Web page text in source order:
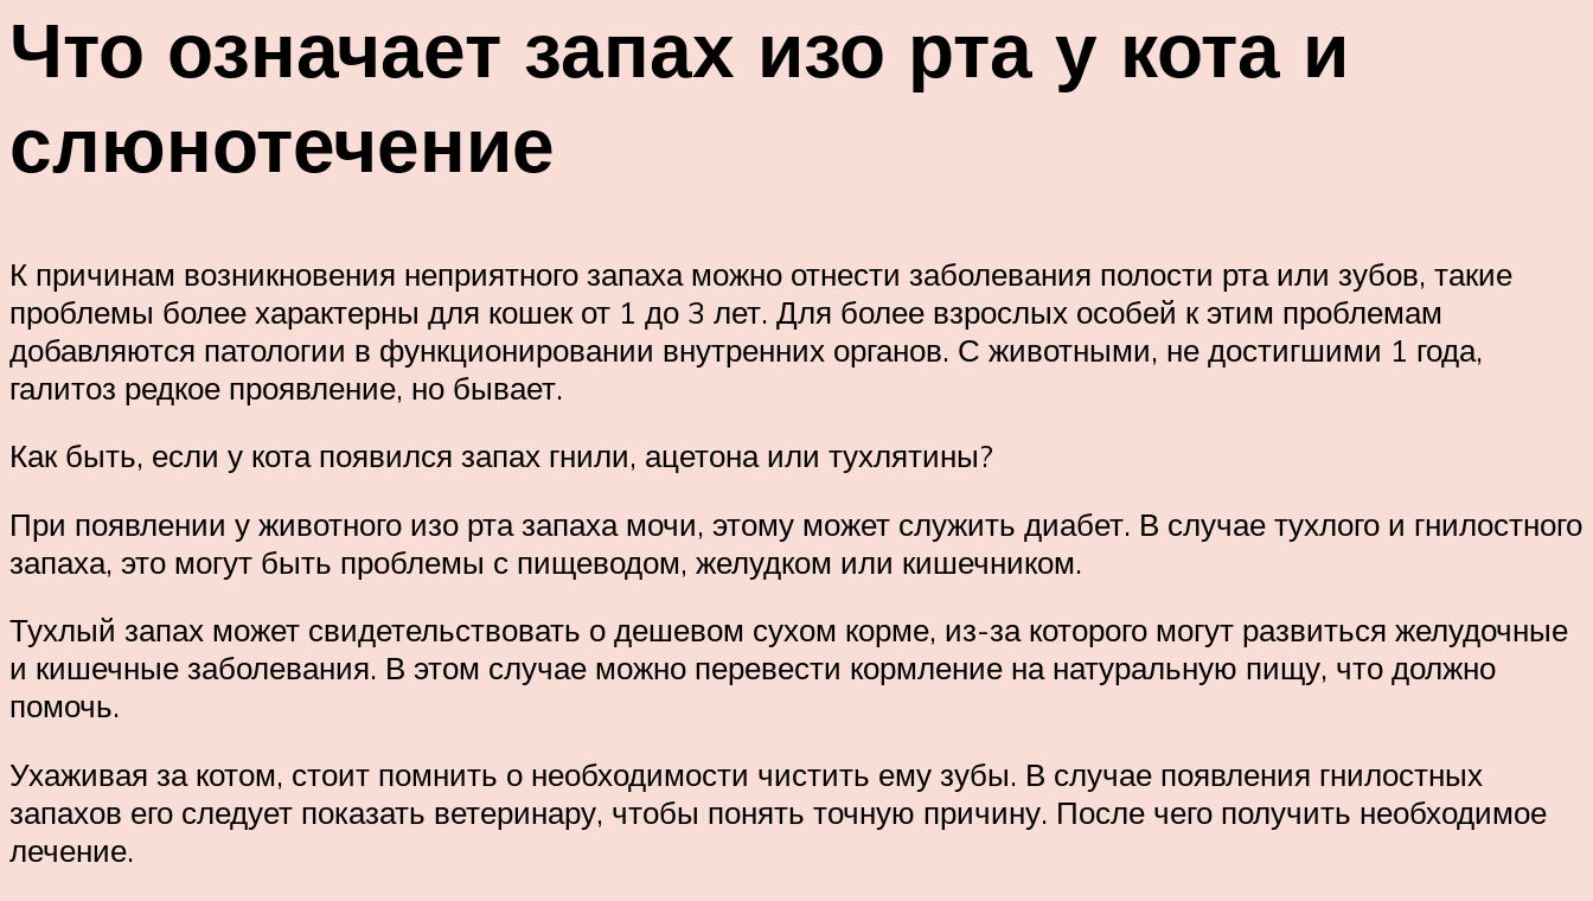
Что означает запах изо рта у кота и
слюнотечение
К причинам возникновения неприятного запаха можно отнести заболевания полости рта или зубов, такие
проблемы более характерны для кошек от 1 до 3 лет. Для более взрослых особей к этим проблемам
добавляются патологии в функционировании внутренних органов. С животными, не достигшими 1 года,
галитоз редкое проявление, но бывает.
Как быть, если у кота появился запах гнили, ацетона или тухлятины?
При появлении у животного изо рта запаха мочи, этому может служить диабет. В случае тухлого и гнилостного
запаха, это могут быть проблемы с пищеводом, желудком или кишечником.
Тухлый запах может свидетельствовать о дешевом сухом корме, из-за которого могут развиться желудочные
и кишечные заболевания. В этом случае можно перевести кормление на натуральную пищу, что должно
помочь.
Ухаживая за котом, стоит помнить о необходимости чистить ему зубы. В случае появления гнилостных
запахов его следует показать ветеринару, чтобы понять точную причину. После чего получить необходимое
лечение.